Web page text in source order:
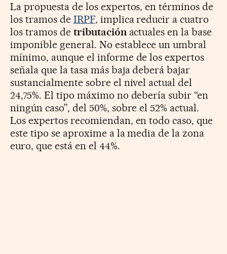
La propuesta de los expertos, en términos de
los tramos de IRPF, implica reducir a cuatro
los tramos de tributaciónactuales en la base
imponible general. No establece un umbral
mínimo, aunque el informe de los expertos
señala que la tasa más baja deberá bajar
sustancialmente sobre el nivel actual del
24,75%. El tipo máximo no debería subir “en
ningún caso”, del 50%, sobre el 52% actual.
Los expertos recomiendan, en todo caso, que
este tipo se aproxime a la media de la zona
euro, que está en el 44%.